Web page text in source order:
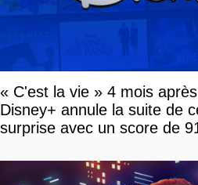
« C'est la vie » 4 mois
Disney+ annule la suite de
surprise avec un score de